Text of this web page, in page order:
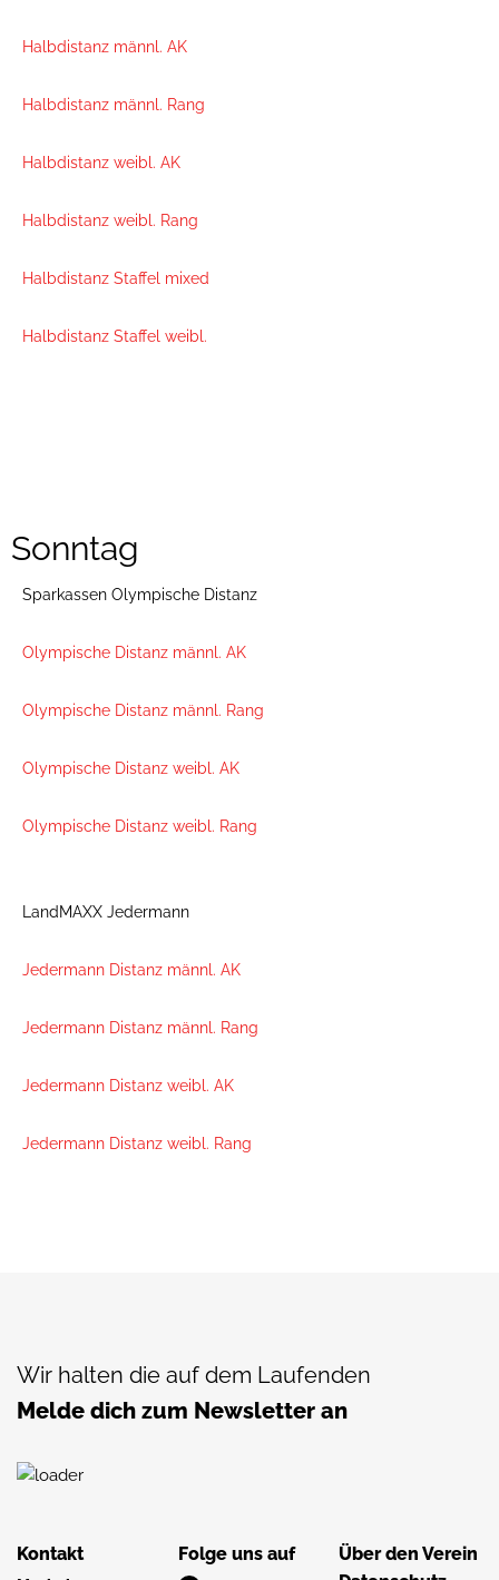
Halbdistanz männl. AK
Halbdistanz männl. Rang
Halbdistanz weibl. AK
Halbdistanz weibl. Rang
Halbdistanz Staffel mixed
Halbdistanz Staffel weibl.
Sonntag
Sparkassen Olympische Distanz
Olympische Distanz männl. AK
Olympische Distanz männl. Rang
Olympische Distanz weibl. AK
Olympische Distanz weibl. Rang
LandMAXX Jedermann
Jedermann Distanz männl. AK
Jedermann Distanz männl. Rang
Jedermann Distanz weibl. AK
Jedermann Distanz weibl. Rang
Wir halten die auf dem Laufenden
Melde dich zum Newsletter an
Kontakt Folge uns auf
Über den Verein